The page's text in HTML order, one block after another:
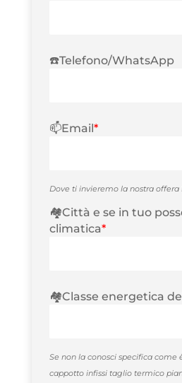
☎️Telefono/WhatsApp
📫Email*
Dove ti invieremo la nostra offera
🏘️Città e se in tuo
climatica*
🏘️Classe energetica
Se non la conosci specifica come
cappotto infissi taglio termico